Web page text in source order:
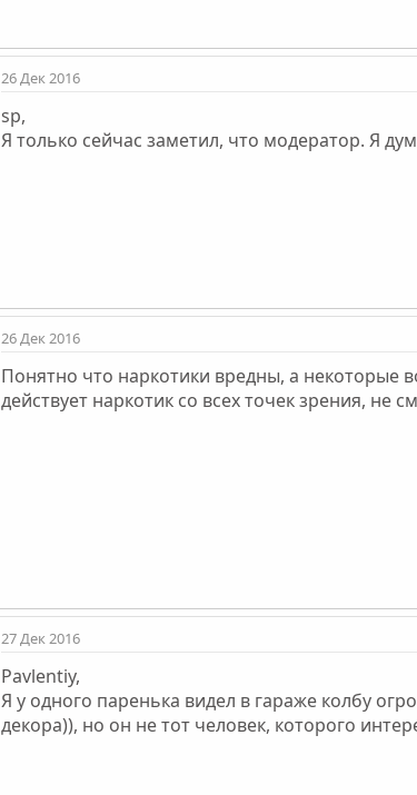
26 Дек 2016
sp,
Я только сейчас заметил, что модератор. Я
26 Дек 2016
Понятно что наркотики вредны, а
действует наркотик со всех точек зрения,
27 Дек 2016
Pavlentiy,
Я у одного паренька видел в гараже колбу
декора)), но он не тот человек, которого